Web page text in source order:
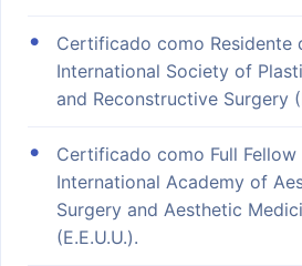
Certificado como Residente
International Society of
and Reconstructive Surgery
Certificado como Full Fellow
International Academy of
Surgery and Aesthetic
(E.E.U.U.).